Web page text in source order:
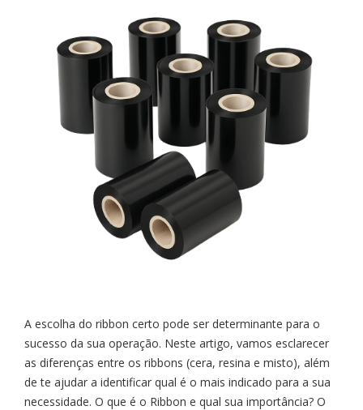
A escolha do ribbon certo pode ser determinante para o
sucesso da sua operação. Neste artigo, vamos esclarecer
as diferenças entre os ribbons (cera, resina e misto), além
de te ajudar a identificar qual é o mais indicado para a sua
necessidade. O que é o Ribbon e qual sua importância? O